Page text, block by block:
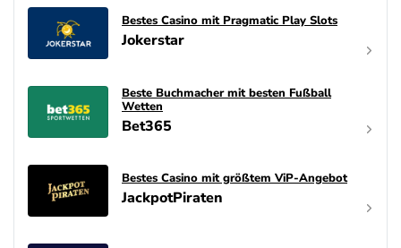
Bestes Casino mit Pragmatic Play Slots
Jokerstar
Beste Buchmacher mit besten Fußball
Wetten
Bet365
Bestes Casino mit größtem ViP-Angebot
JackpotPiraten